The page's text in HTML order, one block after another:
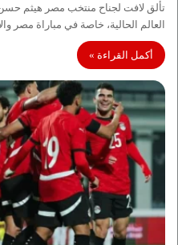
تألق لافت لجناح منتخب مصر هيثم
العالم الحالية، خاصة في مباراة مصر
أكمل القراءة »